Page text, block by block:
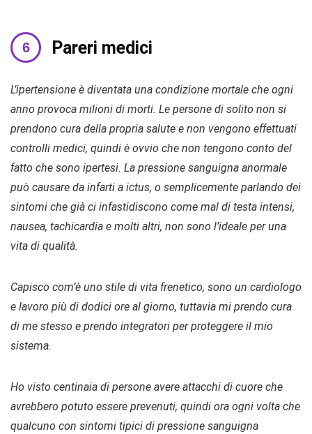
Pareri medici
L’ipertensione è diventata una condizione mortale che ogni
anno provoca milioni di morti. Le persone di solito non si
prendono cura della propria salute e non vengono effettuati
controlli medici, quindi è ovvio che non tengono conto del
fatto che sono ipertesi. La pressione sanguigna anormale
può causare da infarti a ictus, o semplicemente parlando dei
sintomi che già ci infastidiscono come mal di testa intensi,
nausea, tachicardia e molti altri, non sono l’ideale per una
vita di qualità.
Capisco com’è uno stile di vita frenetico, sono un cardiologo
e lavoro più di dodici ore al giorno, tuttavia mi prendo cura
di me stesso e prendo integratori per proteggere il mio
sistema.
Ho visto centinaia di persone avere attacchi di cuore che
avrebbero potuto essere prevenuti, quindi ora ogni volta che
qualcuno con sintomi tipici di pressione sanguigna